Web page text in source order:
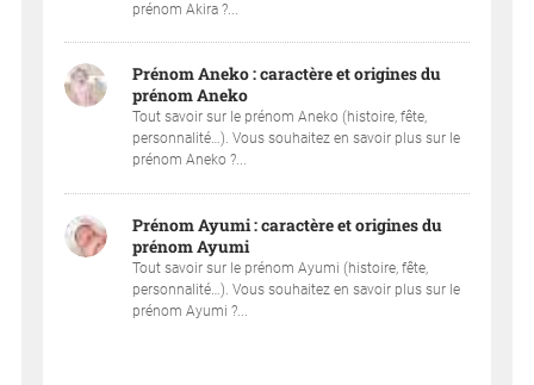
prénom Akira ?...
Prénom Aneko : caractère et origines du
prénom Aneko
Tout savoir sur le prénom Aneko (histoire, fête,
personnalité…). Vous souhaitez en savoir plus sur le
prénom Aneko ?...
Prénom Ayumi : caractère et origines du
prénom Ayumi
Tout savoir sur le prénom Ayumi (histoire, fête,
personnalité…). Vous souhaitez en savoir plus sur le
prénom Ayumi ?...